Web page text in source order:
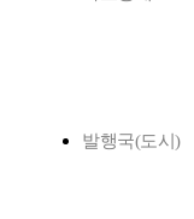
발행국(도시)